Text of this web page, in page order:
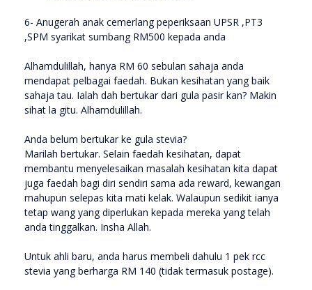
6- Anugerah anak cemerlang peperiksaan UPSR ,PT3
,SPM syarikat sumbang RM500 kepada anda
Alhamdulillah, hanya RM 60 sebulan sahaja anda
mendapat pelbagai faedah. Bukan kesihatan yang baik
sahaja tau. Ialah dah bertukar dari gula pasir kan? Makin
sihat la gitu. Alhamdulillah.
Anda belum bertukar ke gula stevia?
Marilah bertukar. Selain faedah kesihatan, dapat
membantu menyelesaikan masalah kesihatan kita dapat
juga faedah bagi diri sendiri sama ada reward, kewangan
mahupun selepas kita mati kelak. Walaupun sedikit ianya
tetap wang yang diperlukan kepada mereka yang telah
anda tinggalkan. Insha Allah.
Untuk ahli baru, anda harus membeli dahulu 1 pek rcc
stevia yang berharga RM 140 (tidak termasuk postage).